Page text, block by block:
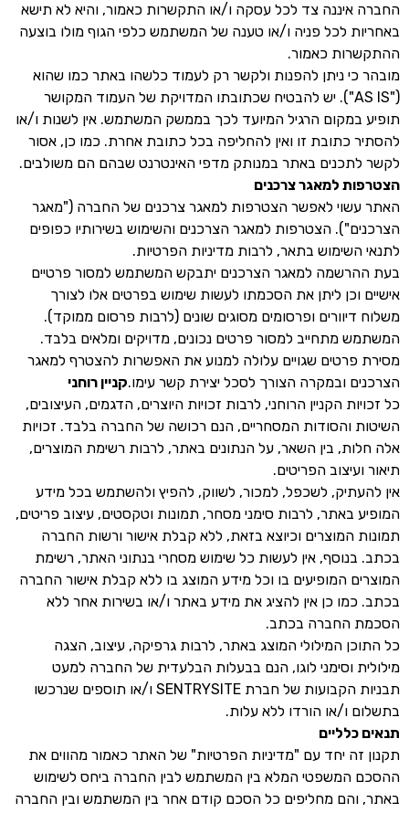
החברה איננה צד לכל עסקה ו/או התקשרות כאמור, והיא לא תישא
באחריות לכל פניה ו/או טענה של המשתמש כלפי הגוף מולו בוצעה
ההתקשרות כאמור.
מובהר כי ניתן להפנות ולקשר רק לעמוד כלשהו באתר כמו שהוא
("AS IS"). יש להבטיח שכתובתו המדויקת של העמוד המקושר
תופיע במקום הרגיל המיועד לכך בממשק המשתמש. אין לשנות ו/או
להסתיר כתובת זו ואין להחליפה בכל כתובת אחרת. כמו כן, אסור
לקשר לתכנים באתר במנותק מדפי האינטרנט שבהם הם משולבים.
הצטרפות למאגר צרכנים
האתר עשוי לאפשר הצטרפות למאגר צרכנים של החברה ("מאגר
הצרכנים"). הצטרפות למאגר הצרכנים והשימוש בשירותיו כפופים
לתנאי השימוש בתאר, לרבות מדיניות הפרטיות.
בעת ההרשמה למאגר הצרכנים יתבקש המשתמש למסור פרטיים
אישיים וכן ליתן את הסכמתו לעשות שימוש בפרטים אלו לצורך
משלוח דיוורים ופרסומים מסוגים שונים (לרבות פרסום ממוקד).
המשתמש מתחייב למסור פרטים נכונים, מדויקים ומלאים בלבד.
מסירת פרטים שגויים עלולה למנוע את האפשרות להצטרף למאגר
הצרכנים ובמקרה הצורך לסכל יצירת קשר עימו.קניין רוחני
כל זכויות הקניין הרוחני, לרבות זכויות היוצרים, הדגמים, העיצובים,
השיטות והסודות המסחריים, הנם רכושה של החברה בלבד. זכויות
אלה חלות, בין השאר, על הנתונים באתר, לרבות רשימת המוצרים,
תיאור ועיצוב הפריטים.
אין להעתיק, לשכפל, למכור, לשווק, להפיץ ולהשתמש בכל מידע
המופיע באתר, לרבות סימני מסחר, תמונות וטקסטים, עיצוב פריטים,
תמונות המוצרים וכיוצא בזאת, ללא קבלת אישור ורשות החברה
בכתב. בנוסף, אין לעשות כל שימוש מסחרי בנתוני האתר, רשימת
המוצרים המופיעים בו וכל מידע המוצג בו ללא קבלת אישור החברה
בכתב. כמו כן אין להציג את מידע באתר ו/או בשירות אחר ללא
הסכמת החברה בכתב.
כל התוכן המילולי המוצג באתר, לרבות גרפיקה, עיצוב, הצגה
מילולית וסימני לוגו, הנם בבעלות הבלעדית של החברה למעט
תבניות הקבועות של חברת SENTRYSITE ו/או תוספים שנרכשו
בתשלום ו/או הורדו ללא עלות.
תנאים כלליים
תקנון זה יחד עם "מדיניות הפרטיות" של האתר כאמור מהווים את
ההסכם המשפטי המלא בין המשתמש לבין החברה ביחס לשימוש
באתר, והם מחליפים כל הסכם קודם אחר בין המשתמש ובין החברה